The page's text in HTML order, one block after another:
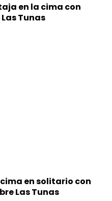
en la cima con
Tunas
en solitario con
Las Tunas